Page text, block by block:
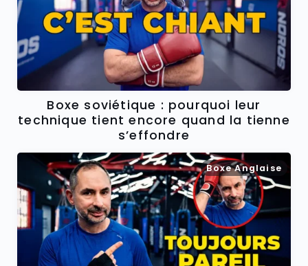
Boxe soviétique : pourquoi leur
technique tient encore quand la tienne
s’effondre
Boxe Anglaise